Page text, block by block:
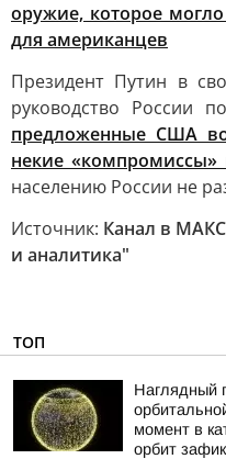
оружие, которое
для американцев
Президент Путин в
руководство России
предложенные США
некие
населению России не
Источник: Канал в
и аналитика"
ТОП
Наглядный
момент в
орбит